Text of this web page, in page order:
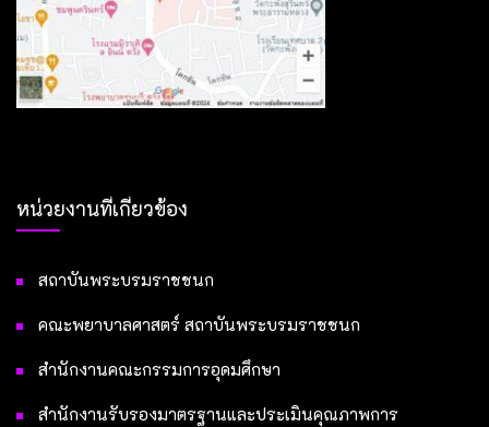
หน่วยงานที่เกี่ยวข้อง
สถาบันพระบรมราชชนก
คณะพยาบาลศาสตร์ สถาบันพระบรมราชชนก
สำนักงานคณะกรรมการอุดมศึกษา
สำนักงานรับรองมาตรฐานและประเมินคุณภาพการ